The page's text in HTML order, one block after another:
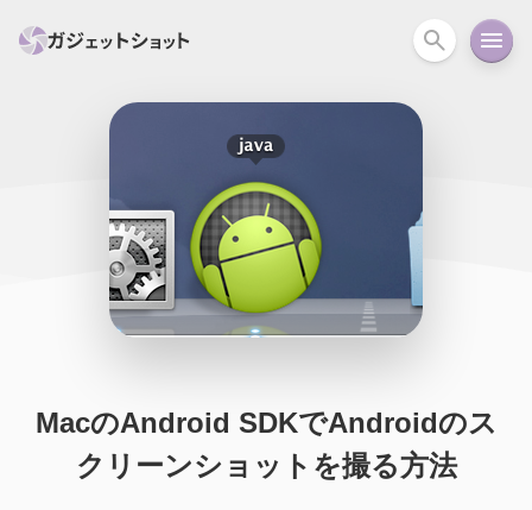
PC関連
スマートホーム アクションカメラ
iPhone iPad Mac Android
MacのAndroid SDKでAndroidのス
クリーンショットを撮る方法